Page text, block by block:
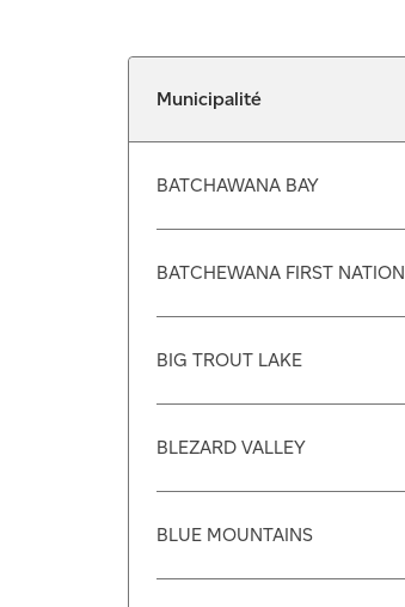
Municipalité
BATCHAWANA BAY
BATCHEWANA FIRST NATION
BIG TROUT LAKE
BLEZARD VALLEY
BLUE MOUNTAINS